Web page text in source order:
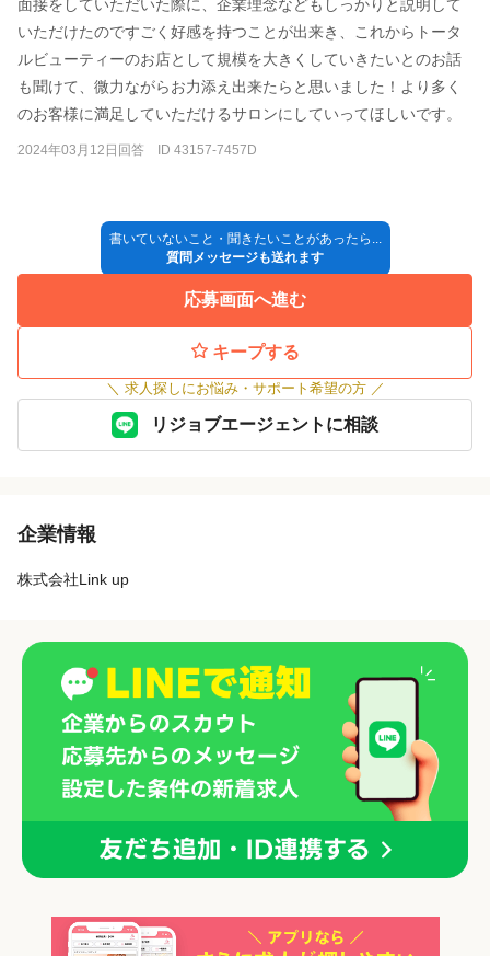
面接をしていただいた際に、企業理念などもしっかりと説明して
いただけたのですごく好感を持つことが出来き、これからトータ
ルビューティーのお店として規模を大きくしていきたいとのお話
も聞けて、微力ながらお力添え出来たらと思いました！より多く
のお客様に満足していただけるサロンにしていってほしいです。
2024年03月12日回答 ID 43157-7457D
書いていないこと・聞きたいことがあったら...
質問メッセージも送れます
応募画面へ進む
キープする
＼ 求人探しにお悩み・サポート希望の方 ／
リジョブエージェントに相談
企業情報
株式会社Link up